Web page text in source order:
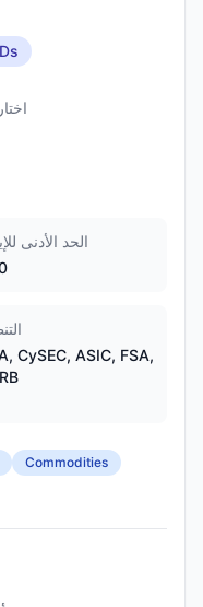
اختار 1,000,000 من المتداولين هذا الوسيط
الحد الأدنى
CySEC, ASIC, FSA,
Commodities